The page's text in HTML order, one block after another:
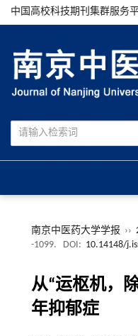
中国高校科技期刊集群服务
南京中医药大学学报 ››
-1099.
DOI: 10.14148/
从“运枢机，
年抑郁症